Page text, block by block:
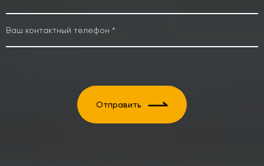
Отправить